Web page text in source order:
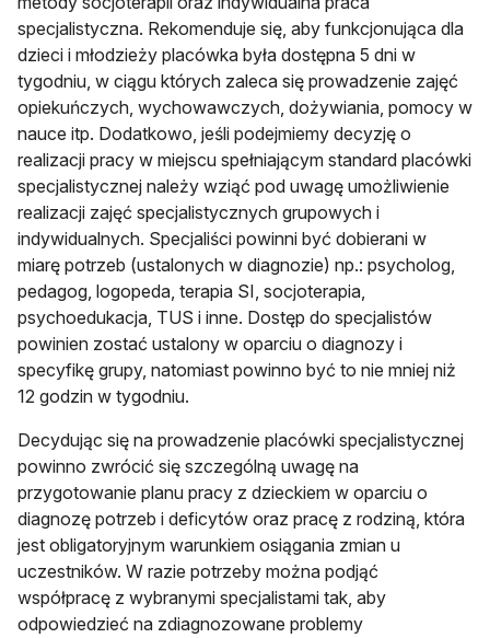
specjalistyczna. Rekomenduje się, aby funkcjonująca dla
dzieci i młodzieży placówka była dostępna 5 dni w
tygodniu, w ciągu których zaleca się prowadzenie zajęć
opiekuńczych, wychowawczych, dożywiania, pomocy w
nauce itp. Dodatkowo, jeśli podejmiemy decyzję o
realizacji pracy w miejscu spełniającym standard placówki
specjalistycznej należy wziąć pod uwagę umożliwienie
realizacji zajęć specjalistycznych grupowych i
indywidualnych. Specjaliści powinni być dobierani w
miarę potrzeb (ustalonych w diagnozie) np.: psycholog,
pedagog, logopeda, terapia SI, socjoterapia,
psychoedukacja, TUS i inne. Dostęp do specjalistów
powinien zostać ustalony w oparciu o diagnozy i
specyfikę grupy, natomiast powinno być to nie mniej niż
12 godzin w tygodniu.
Decydując się na prowadzenie placówki specjalistycznej
powinno zwrócić się szczególną uwagę na
przygotowanie planu pracy z dzieckiem w oparciu o
diagnozę potrzeb i deficytów oraz pracę z rodziną, która
jest obligatoryjnym warunkiem osiągania zmian u
uczestników. W razie potrzeby można podjąć
współpracę z wybranymi specjalistami tak, aby
odpowiedzieć na zdiagnozowane problemy